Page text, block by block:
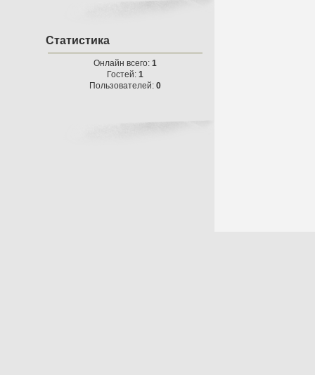
Статистика
Онлайн всего: 1
Гостей: 1
Пользователей: 0